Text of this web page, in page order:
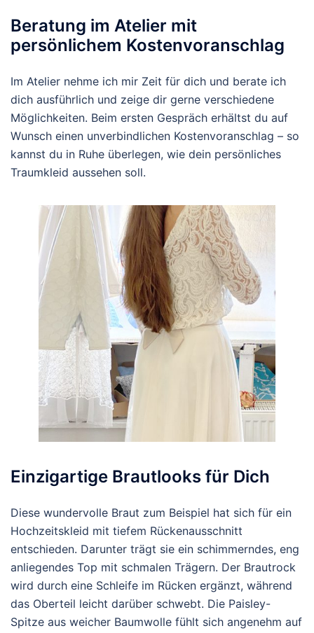
Beratung im Atelier mit
persönlichem Kostenvoranschlag
Im Atelier nehme ich mir Zeit für dich und berate ich
dich ausführlich und zeige dir gerne verschiedene
Möglichkeiten. Beim ersten Gespräch erhältst du auf
Wunsch einen unverbindlichen Kostenvoranschlag – so
kannst du in Ruhe überlegen, wie dein persönliches
Traumkleid aussehen soll.
Einzigartige Brautlooks für Dich
Diese wundervolle Braut zum Beispiel hat sich für ein
Hochzeitskleid mit tiefem Rückenausschnitt
entschieden. Darunter trägt sie ein schimmerndes, eng
anliegendes Top mit schmalen Trägern. Der Brautrock
wird durch eine Schleife im Rücken ergänzt, während
das Oberteil leicht darüber schwebt. Die Paisley-
Spitze aus weicher Baumwolle fühlt sich angenehm auf